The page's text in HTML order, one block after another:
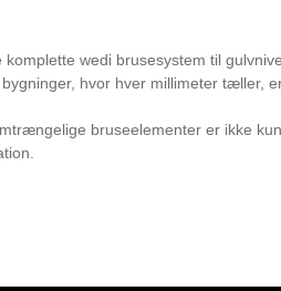
komplette wedi brusesystem til
hvor hver millimeter tæller,
bruseelementer er ikke